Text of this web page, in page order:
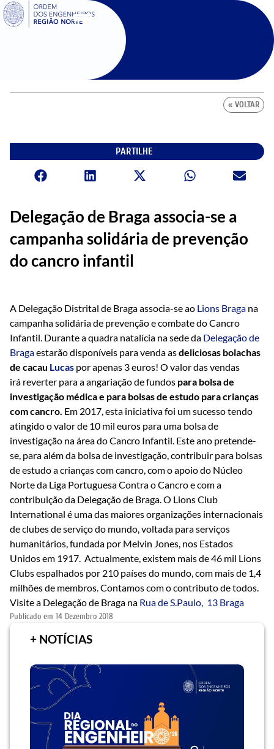
SIGOE
« VOLTAR
PARTILHE
Delegação de Braga associa-se a
campanha solidária de prevenção
do cancro infantil
A Delegação Distrital de Braga associa-se ao Lions Braga na
campanha solidária de prevenção e combate do Cancro
Infantil. Durante a quadra natalícia na sede da Delegação de
Bragaestarão disponíveis para venda asdeliciosas bolachas
de cacau Lucas por apenas 3 euros! O valor das vendas
irá reverter para a angariação de fundos para bolsa de
investigação médica e para bolsas de estudo para crianças
com cancro. Em 2017, esta iniciativa foi um sucesso tendo
atingido o valor de 10 mil euros para uma bolsa de
investigação na área do Cancro Infantil. Este ano pretende-
se, para além da bolsa de investigação, contribuir para bolsas
de estudo a crianças com cancro, com o apoio do Núcleo
Norte da Liga Portuguesa Contra o Cancro e com a
contribuição da Delegação de Braga. O Lions Club
International é uma das maiores organizações internacionais
de clubes de serviço do mundo, voltada para serviços
humanitários, fundada por Melvin Jones, nos Estados
Unidos em 1917. Actualmente, existem mais de 46 mil Lions
Clubs espalhados por 210 países do mundo, com mais de 1,4
milhões de membros. Contamos com o contributo de todos.
Visite a Delegação de Braga na Rua de S.Paulo, 13 Braga
Publicado em 14 Dezembro 2018
+ NOTÍCIAS